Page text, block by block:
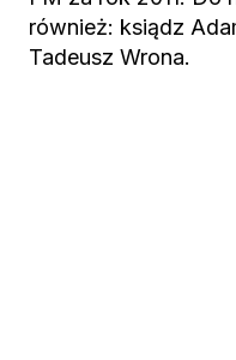
również: ksiądz
Tadeusz Wrona.